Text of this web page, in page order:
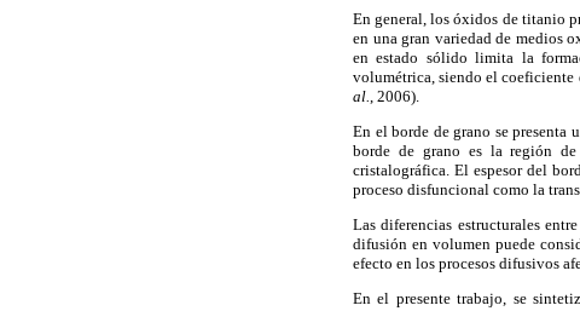
En general, los óxidos de titanio
en una gran variedad de medios
en estado sólido limita la
volumétrica, siendo el coeficiente
al. , 2006).
En el borde de grano se
borde de grano es la región
cristalográfica. El espesor del
proceso disfuncional como la
Las diferencias estructurales
difusión en volumen puede
efecto en los procesos difusivos
En el presente trabajo, se